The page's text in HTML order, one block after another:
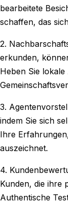
bearbeitete
schaffen, das
2.
erkunden,
Heben Sie
3.
indem Sie sich
Ihre
auszeichnet.
4.
Kunden, die ihre
Authentische